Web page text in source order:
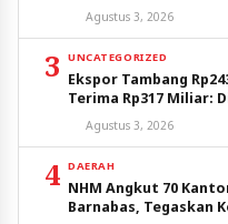
Agustus 3, 2026
3 UNCATEGORIZED
Ekspor Tambang
Terima Rp317 Miliar:
Agustus 3, 2026
4 DAERAH
NHM Angkut 70
Barnabas, Tegaskan